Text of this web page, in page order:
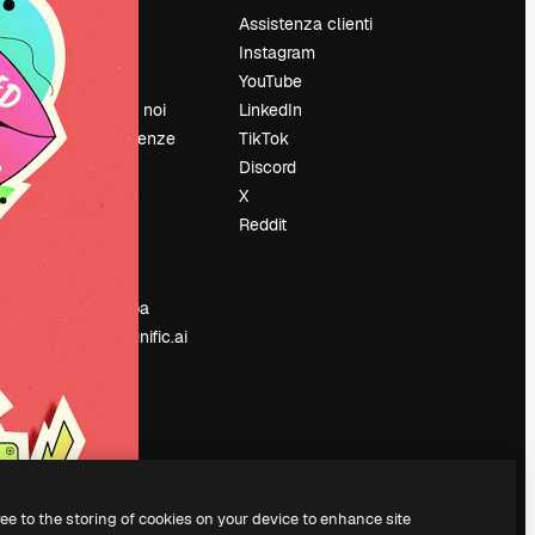
Prezzi
Chi siamo
Recensioni
Lavora con noi
Cerca tendenze
Sala stampa
Cerchi magnific.ai
Assistenza clienti
Instagram
YouTube
LinkedIn
TikTok
Discord
X
Reddit
to the storing of cookies on your device to enhance site